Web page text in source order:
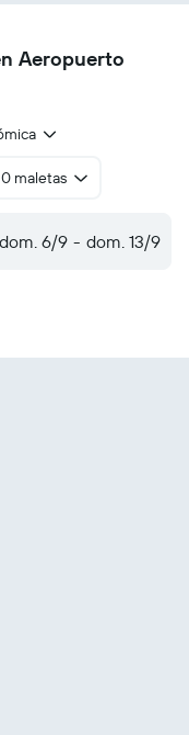
Aeropuerto
maletas
dom. 6/9 - dom. 13/9